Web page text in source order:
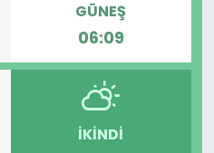
GÜNEŞ
06:09
İKINDI